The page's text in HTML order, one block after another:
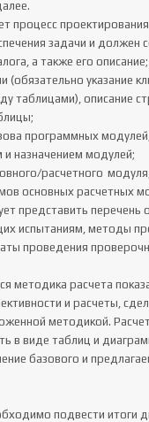
процесс проектирования
задачи и должен
а также его описание;
(обязательно указание
таблицами), описание
программных
и назначением модулей;
основных расчетных
представить перечень
испытаниям, методы
проведения
методика расчета
и расчеты,
методикой.
в виде таблиц и
базового и
подвести итоги